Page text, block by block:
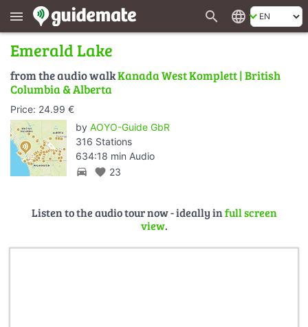
menu search language
Emerald Lake
from the audio walkKanada West Komplett | British
Columbia & Alberta
Price: 24.99 €
by AOYO-Guide GbR
316 Stations
634:18 min Audio
directions_car favorite 23
Listen to the audio tour now - ideally infull screen
view.